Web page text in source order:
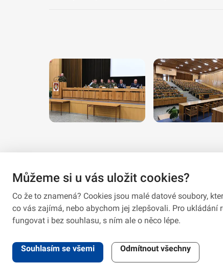
2026 © VeV-VA Vyškov • Informace jsou poskytovány v
Můžeme si u vás uložit cookies?
Co že to znamená? Cookies jsou malé datové soubory,
co vás zajímá, nebo abychom jej zlepšovali. Pro
fungovat i bez souhlasu, s ním ale o něco lépe.
Souhlasím se všemi Odmítnout všechny